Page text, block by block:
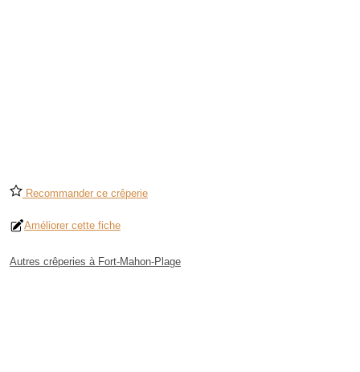
Recommander ce crêperie
Améliorer cette fiche
Autres crêperies à Fort-Mahon-Plage